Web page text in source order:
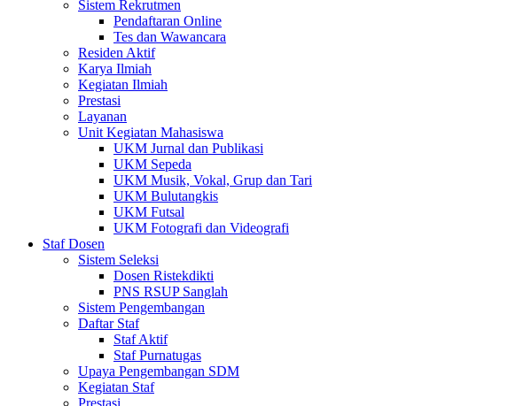
Sistem Rekrutmen
Pendaftaran Online
Tes dan Wawancara
Residen Aktif
Karya Ilmiah
Kegiatan Ilmiah
Prestasi
Layanan
Unit Kegiatan Mahasiswa
UKM Jurnal dan Publikasi
UKM Sepeda
UKM Musik, Vokal, Grup dan Tari
UKM Bulutangkis
UKM Futsal
UKM Fotografi dan Videografi
Staf Dosen
Sistem Seleksi
Dosen Ristekdikti
PNS RSUP Sanglah
Sistem Pengembangan
Daftar Staf
Staf Aktif
Staf Purnatugas
Upaya Pengembangan SDM
Kegiatan Staf
Prestasi